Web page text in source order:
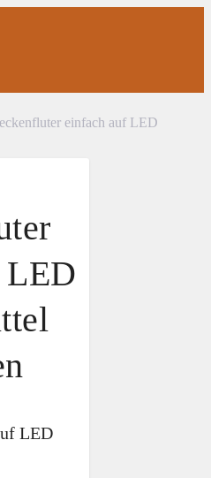
einfach auf LED
LED